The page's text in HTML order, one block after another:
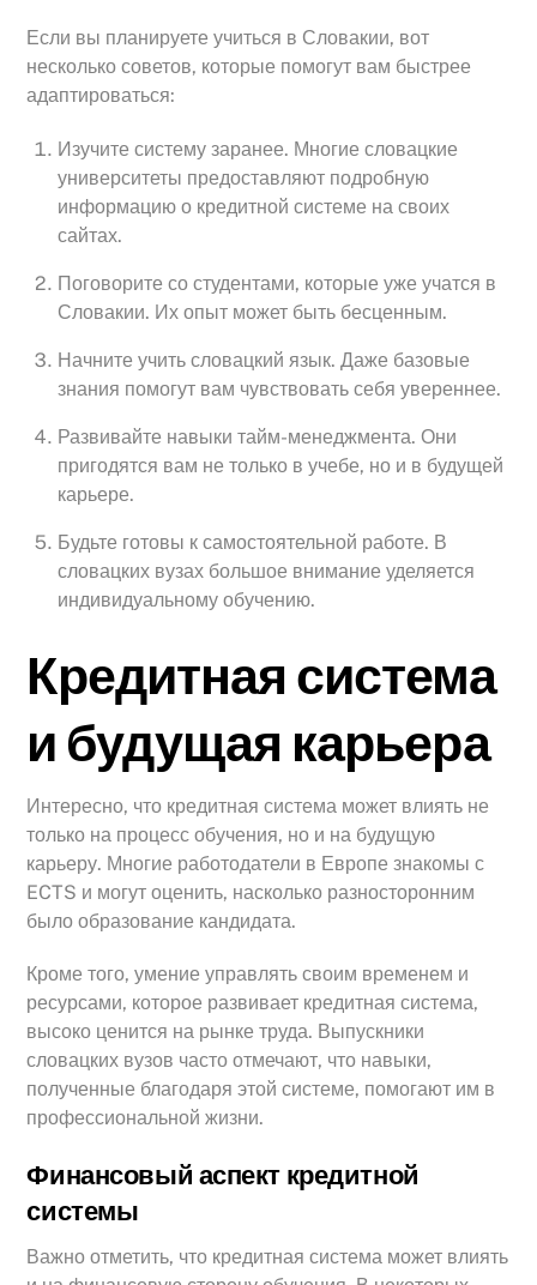
Если вы планируете учиться в Словакии, вот
несколько советов, которые помогут вам быстрее
адаптироваться:
Изучите систему заранее. Многие словацкие
университеты предоставляют подробную
информацию о кредитной системе на своих
сайтах.
Поговорите со студентами, которые уже учатся в
Словакии. Их опыт может быть бесценным.
Начните учить словацкий язык. Даже базовые
знания помогут вам чувствовать себя увереннее.
Развивайте навыки тайм-менеджмента. Они
пригодятся вам не только в учебе, но и в будущей
карьере.
Будьте готовы к самостоятельной работе. В
словацких вузах большое внимание уделяется
индивидуальному обучению.
Кредитная система
и будущая карьера
Интересно, что кредитная система может влиять не
только на процесс обучения, но и на будущую
карьеру. Многие работодатели в Европе знакомы с
ECTS и могут оценить, насколько разносторонним
было образование кандидата.
Кроме того, умение управлять своим временем и
ресурсами, которое развивает кредитная система,
высоко ценится на рынке труда. Выпускники
словацких вузов часто отмечают, что навыки,
полученные благодаря этой системе, помогают им в
профессиональной жизни.
Финансовый аспект кредитной
системы
Важно отметить, что кредитная система может влиять